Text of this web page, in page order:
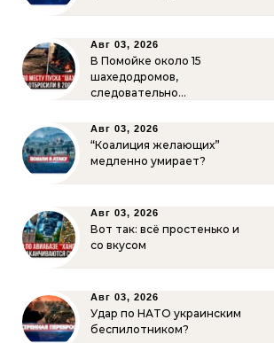
Авг 03, 2026
В Помойке около 15
шахедодромов,
следовательно…
Авг 03, 2026
“Коалиция желающих”
медленно умирает?
Авг 03, 2026
Вот так: всё простенько и
со вкусом
Авг 03, 2026
Удар по НАТО украинским
беспилотником?